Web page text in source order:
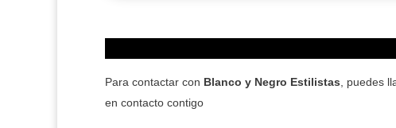
Para contactar con Blanco y Negro Estilistas , puedes
en contacto contigo